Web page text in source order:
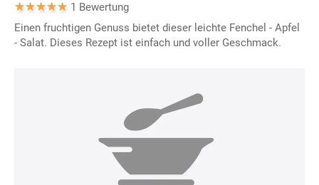
1 Bewertung
Einen fruchtigen Genuss bietet dieser leichte Fenchel - Apfel
- Salat. Dieses Rezept ist einfach und voller Geschmack.